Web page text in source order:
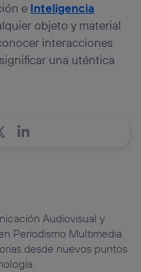
e Inteligencia
objeto y material
interacciones
una uténtica
Audiovisual y
Periodismo Multimedia.
desde nuevos puntos